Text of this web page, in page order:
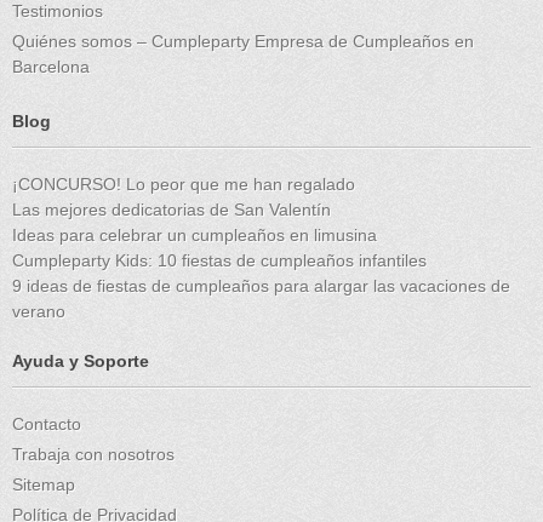
Testimonios
Quiénes somos – Cumpleparty Empresa de Cumpleaños en
Barcelona
Blog
¡CONCURSO! Lo peor que me han regalado
Las mejores dedicatorias de San Valentín
Ideas para celebrar un cumpleaños en limusina
Cumpleparty Kids: 10 fiestas de cumpleaños infantiles
9 ideas de fiestas de cumpleaños para alargar las vacaciones de
verano
Ayuda y Soporte
Contacto
Trabaja con nosotros
Sitemap
Política de Privacidad